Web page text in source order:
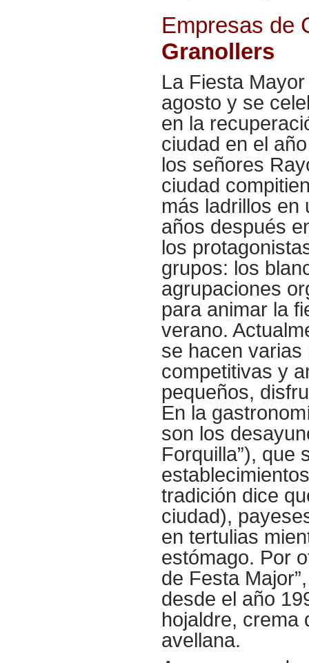
Empresas de
Granollers
La Fiesta
agosto y se
en la
ciudad en el
los señores
ciudad
más ladrillos en
años después
los
grupos: los
agrupaciones
para animar la
verano.
se hacen
competitivas y
pequeños,
En la
son los
Forquilla”), que
tradición dice
ciudad),
en tertulias
estómago. Por
de Festa
desde el año
hojaldre, crema
avellana.